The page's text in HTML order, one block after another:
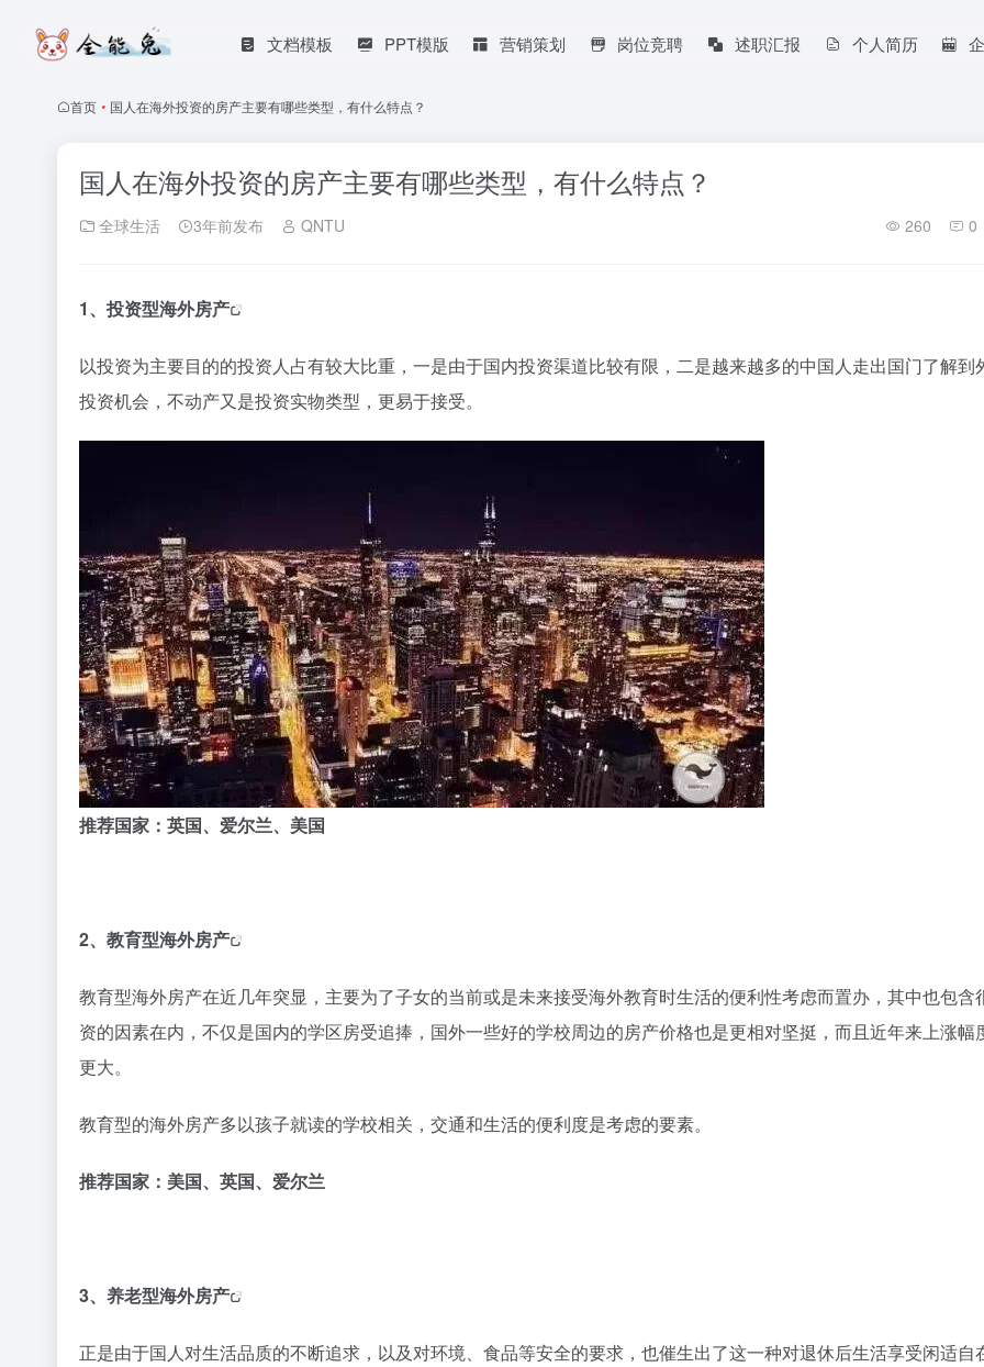
文档模板 PPT模版 营销策划 岗位竞聘 述职汇报 个人简历
首页 • 国人在海外投资的房产主要有哪些类型，有什么特点？
国人在海外投资的房产主要有哪些类型，有什么特点？
全球生活 3年前发布 QNTU 260 0
1、 投资型海外房产
以投资为主要目的的投资人占有较大比重，一是由于国内投资渠道比较有限，二是越来越多的中国人走出国门了解到
投资机会，不动产又是投资实物类型，更易于接受。
推荐国家：英国、爱尔兰、美国
2、 教育型海外房产
教育型海外房产在近几年突显，主要为了子女的当前或是未来接受海外教育时生活的便利性考虑而置办，其中也包含
资的因素在内，不仅是国内的学区房受追捧，国外一些好的学校周边的房产价格也是更相对坚挺，而且近年来上涨幅
更大。
教育型的海外房产多以孩子就读的学校相关，交通和生活的便利度是考虑的要素。
推荐国家：美国、英国、爱尔兰
3、 养老型海外房产
正是由于国人对生活品质的不断追求，以及对环境、食品等安全的要求，也催生出了这一种对退休后生活享受闲适自